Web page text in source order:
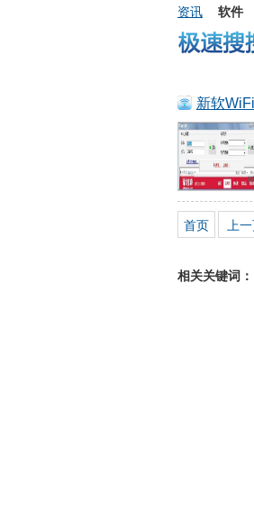
资讯 软件
新软
首页 上
相关关键词：